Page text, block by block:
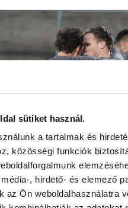
sütiket használ.
a tartalmak és
közösségi funkciók
, hirdető- és elemező
az Ön weboldalhasználatra
- MTK
(VIDEÓ)